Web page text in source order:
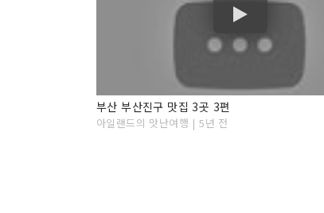
부산 부산진구 맛집 3곳 3편
아일랜드의 맛난여행 | 5년 전